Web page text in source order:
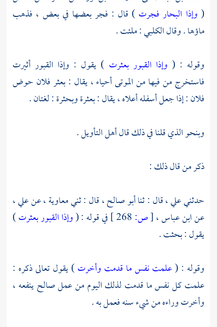
( وإذا البحار فجرت ) قال : فجر بعضها في بعض ، فذهب
ماؤها . وقالالكلبي: ملئت .
وقوله : ( وإذا القبور بعثرت ) يقول : وإذا القبور أثيرت
فاستخرج من فيها من الموتى أحياء ، يقال : بعثر فلان حوض
فلان : إذا جعل أسفله أعلاه ، يقال : بعثرة وبحثرة : لغتان .
وبنحو الذي قلنا في ذلك قال أهل التأويل .
ذكر من قال ذلك :
حدثنيعلي ،قال : ثناأبو صالح ،قال : ثنيمعاوية ،عنعلي ،
عنابن عباس ،[ص: في قوله : (وإذا القبور بعثرت)
يقول : بحثت .
وقوله : (علمت نفس ما قدمت وأخرت) يقول تعالى ذكره :
علمت كل نفس ما قدمت لذلك اليوم من عمل صالح ينفعه ،
وأخرت وراءه من شيء سنه فعمل به .